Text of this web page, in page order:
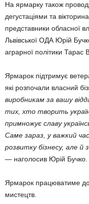
На ярмарку також
дегустаціями та
представники обласної
Львівської ОДА Юрій
аграрної політики Тарас
Ярмарок підтримує
які розпочали власний
виробникам за вашу
тих, хто творить
примножує славу
Саме зараз, у важкий
розвитку бізнесу, але й
— наголосив Юрій Бучко.
Ярмарок працюватиме до
мистецтв.